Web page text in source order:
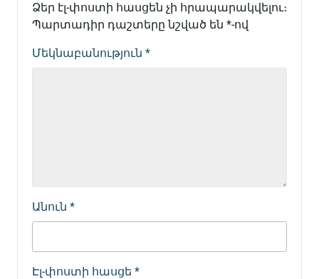
Ձեր էլ-փոստի հասցեն չի հրապարակվելու։
Պարտադիր դաշտերը նշված են *-ով
Մեկնաբանություն *
Անուն *
Էլ-փոստի հասցե *